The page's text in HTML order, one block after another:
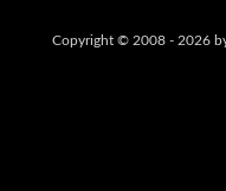
Copyright © 2008 - 2026